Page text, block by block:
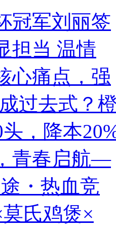
冠军刘丽签
担当 温情
心痛点，强
过去式？
，降本
青春启航—
・热血竞
氏鸡煲×